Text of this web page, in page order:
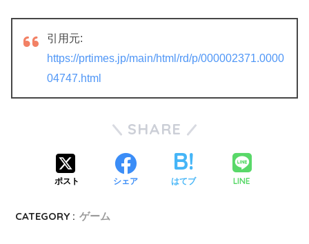
引用元:
https://prtimes.jp/main/html/rd/p/000002371.0000
04747.html
SHARE
ポスト シェア はてブ LINE
CATEGORY : ゲーム